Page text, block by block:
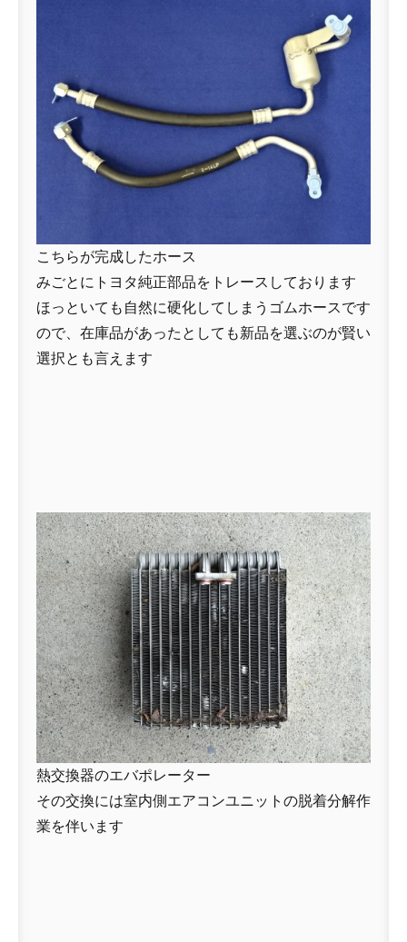
こちらが完成したホース
みごとにトヨタ純正部品をトレースしております
ほっといても自然に硬化してしまうゴムホースです
ので、在庫品があったとしても新品を選ぶのが賢い
選択とも言えます
熱交換器のエバポレーター
その交換には室内側エアコンユニットの脱着分解作
業を伴います